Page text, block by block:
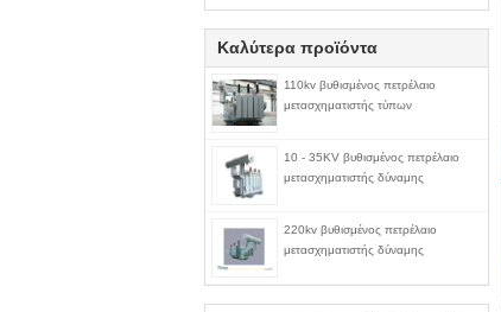
Καλύτερα προϊόντα
110kv βυθισμένος πετρέλαιο
μετασχηματιστής τύπων
10 - 35KV βυθισμένος πετρέλαιο
μετασχηματιστής δύναμης
220kv βυθισμένος πετρέλαιο
μετασχηματιστής δύναμης